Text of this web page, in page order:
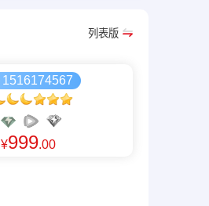
列表版
1516174567
¥999.00